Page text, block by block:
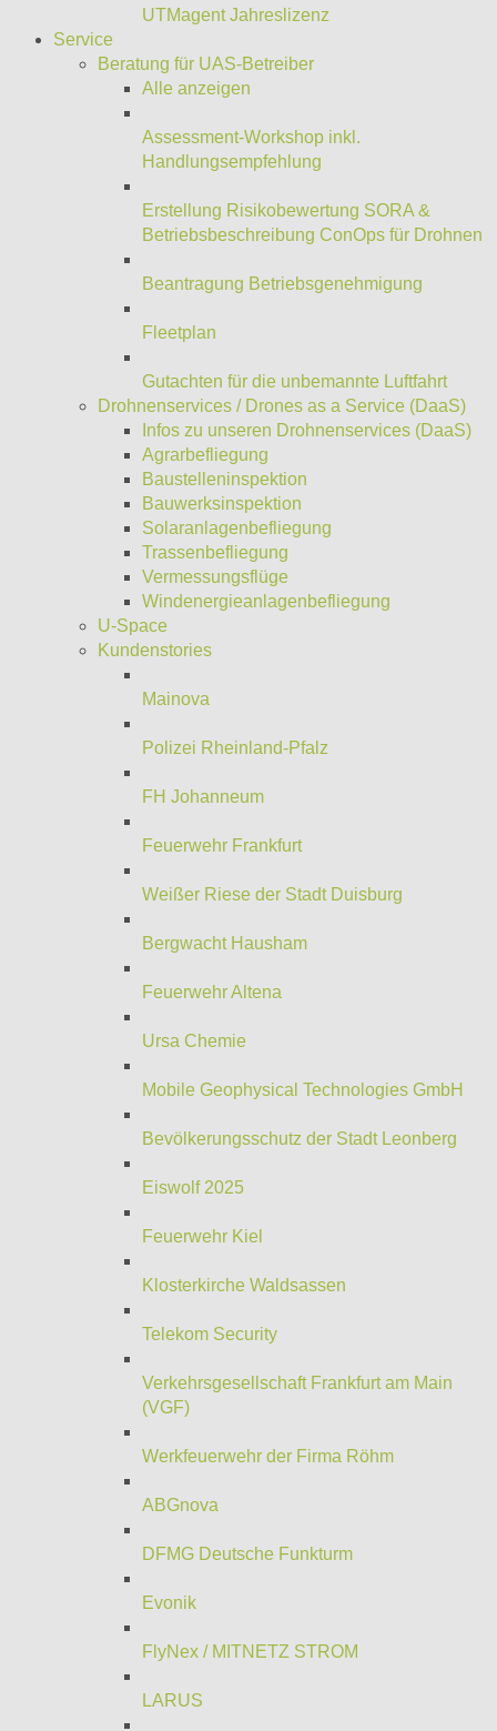
UTMagent Jahreslizenz
Service
Beratung für UAS-Betreiber
Alle anzeigen
Assessment-Workshop inkl.
Handlungsempfehlung
Erstellung Risikobewertung SORA &
Betriebsbeschreibung ConOps für Drohnen
Beantragung Betriebsgenehmigung
Fleetplan
Gutachten für die unbemannte Luftfahrt
Drohnenservices / Drones as a Service (DaaS)
Infos zu unseren Drohnenservices (DaaS)
Agrarbefliegung
Baustelleninspektion
Bauwerksinspektion
Solaranlagenbefliegung
Trassenbefliegung
Vermessungsflüge
Windenergieanlagenbefliegung
U-Space
Kundenstories
Mainova
Polizei Rheinland-Pfalz
FH Johanneum
Feuerwehr Frankfurt
Weißer Riese der Stadt Duisburg
Bergwacht Hausham
Feuerwehr Altena
Ursa Chemie
Mobile Geophysical Technologies GmbH
Bevölkerungsschutz der Stadt Leonberg
Eiswolf 2025
Feuerwehr Kiel
Klosterkirche Waldsassen
Telekom Security
Verkehrsgesellschaft Frankfurt am Main
(VGF)
Werkfeuerwehr der Firma Röhm
ABGnova
DFMG Deutsche Funkturm
Evonik
FlyNex / MITNETZ STROM
LARUS